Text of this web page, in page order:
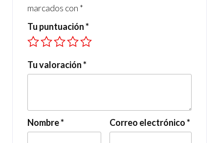
marcados con *
Tu puntuación*
Tu valoración*
Nombre* Correo electrónico*